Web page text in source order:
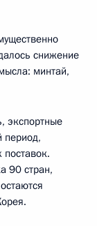
снижение
минтай,
экспортные
период,
90 стран,